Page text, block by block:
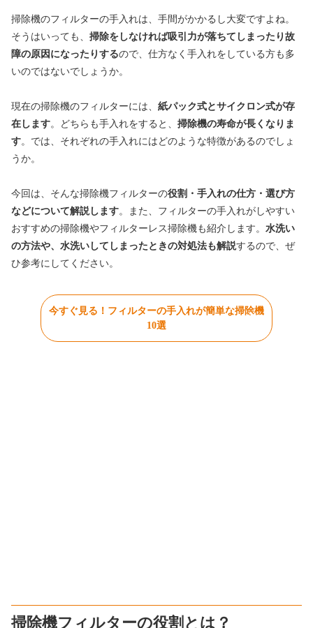
掃除機のフィルターの手入れは、手間がかかるし大変ですよね。
そうはいっても、 掃除をしなければ吸引力が落ちてしまったり故
障の原因になったりするので、仕方なく手入れをしている方も多
いのではないでしょうか。
現在の掃除機のフィルターには、 紙パック式とサイクロン式が存
在します。どちらも手入れをすると、 掃除機の寿命が長くなりま
す。では、それぞれの手入れにはどのような特徴があるのでしょ
うか。
今回は、そんな掃除機フィルターの役割・手入れの仕方・選び方
などについて解説します。また、フィルターの手入れがしやすい
おすすめの掃除機やフィルターレス掃除機も紹介します。 水洗い
の方法や、水洗いしてしまったときの対処法も解説するので、ぜ
ひ参考にしてください。
今すぐ見る！フィルターの手入れが簡単な掃除機
10選
掃除機フィルターの役割とは？